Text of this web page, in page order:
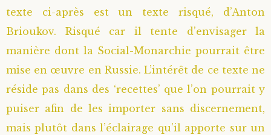
Saint Sophrony l’Athonite
Sainte Xenia
Sainte Matrone de Moscou
Staritsa Marie Makovkine
Natalia de Vyritsa
Staritsa Anastasia
Archimandrite Lazare (Abachidzé)
Geronda Arsenios le Spiléote
Gerondissa Makrina (Vassopoulou)
Archimandrite Nathanaël (Pospelov)
texte ci-après est un texte risqué, d’Anton
Brioukov. Risqué car il tente d’envisager la
manière dont la Social-Monarchie pourrait être
mise en œuvre en Russie. L’intérêt de ce texte ne
réside pas dans des ‘recettes’ que l’on pourrait y
puiser afin de les importer sans discernement,
mais plutôt dans l’éclairage qu’il apporte sur un